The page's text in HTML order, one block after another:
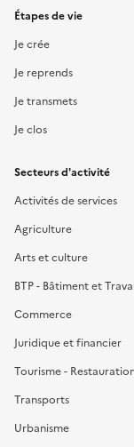
Étapes de vie
Je crée
Je reprends
Je transmets
Je clos
Secteurs d'activité
Activités de services
Agriculture
Arts et culture
BTP - Bâtiment et
Commerce
Juridique et financier
Tourisme -
Transports
Urbanisme